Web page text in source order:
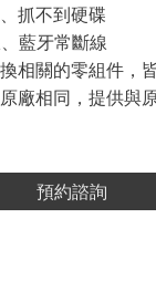
抓不到硬碟
藍牙常斷線
相關的零組件，
廠相同，提供與
預約諮詢